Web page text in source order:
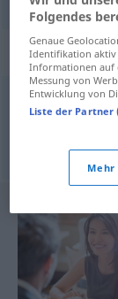
Dutzendware
©
Folgendes
Genaue
Identifikation
Informationen auf
Messung von
Entwicklung von
Liste der Partner
Mehr